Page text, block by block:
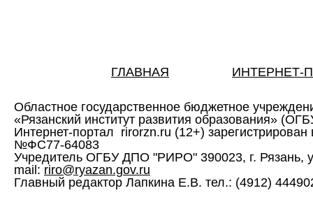
ГЛАВНАЯ ИНТЕРНЕТ-
Областное государственное бюджетное
«Рязанский институт развития образования»
Интернет-портал rirorzn.ru (12+)
№ФС77-64083
Учредитель ОГБУ ДПО "РИРО" 390023, г. Рязань,
mail: riro@ryazan.gov.ru
Главный редактор Лапкина Е.В. тел.: (4912)